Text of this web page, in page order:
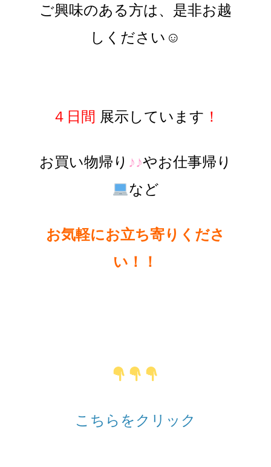
ご興味のある方は、是非お越
しください☺
４日間 展示しています ！
お買い物帰り ♪♪やお仕事帰り
など
お気軽にお立ち寄りくださ
い！！
こちらをクリック